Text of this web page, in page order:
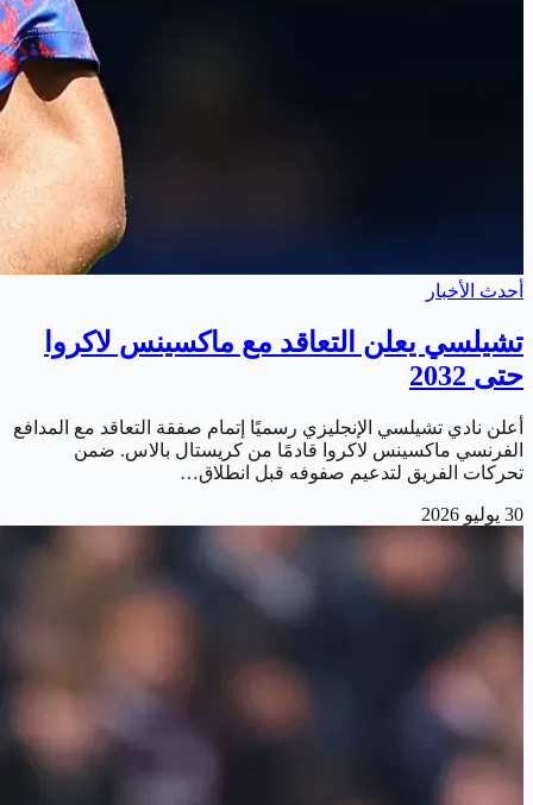
أحدث الأخبار
تشيلسي يعلن التعاقد مع ماكسينس لاكروا
حتى 2032
أعلن نادي تشيلسي الإنجليزي رسميًا إتمام صفقة التعاقد مع المدافع
الفرنسي ماكسينس لاكروا قادمًا من كريستال بالاس. ضمن
تحركات الفريق لتدعيم صفوفه قبل انطلاق…
30 يوليو 2026